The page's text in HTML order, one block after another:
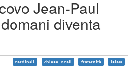
Jean-Paul
diventa
cardinali chiese locali fraternità islam